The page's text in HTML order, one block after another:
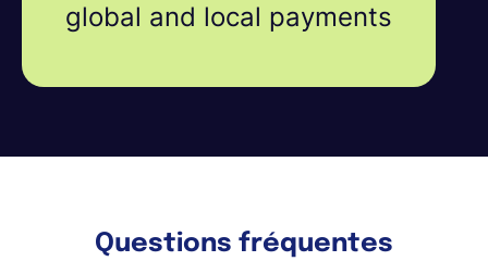
global and local payments
Questions fréquentes